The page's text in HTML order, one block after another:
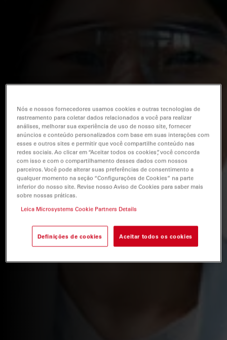
Nós e nossos fornecedores usamos cookies e outras tecnologias de
rastreamento para coletar dados relacionados a você para realizar
análises, melhorar sua experiência de uso de nosso site, fornecer
anúncios e conteúdo personalizados com base em suas interações com
esses e outros sites e permitir que você compartilhe conteúdo nas
redes sociais. Ao clicar em “Aceitar todos os cookies”, você concorda
com isso e com o compartilhamento desses dados com nossos
parceiros. Você pode alterar suas preferências de consentimento a
qualquer momento na seção “Configurações de Cookies” na parte
inferior do nosso site. Revise nosso Aviso de Cookies para saber mais
sobre nossas práticas.
Leica Microsystems Cookie Partners Details
Definições de cookies Aceitar todos os cookies